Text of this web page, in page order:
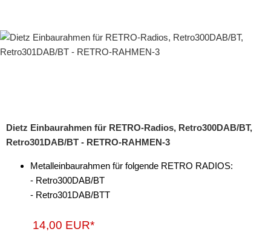
Dietz Einbaurahmen für RETRO-Radios, Retro300DAB/BT,
Retro301DAB/BT - RETRO-RAHMEN-3
Metalleinbaurahmen für folgende RETRO RADIOS:
- Retro300DAB/BT
- Retro301DAB/BTT
14,00 EUR*